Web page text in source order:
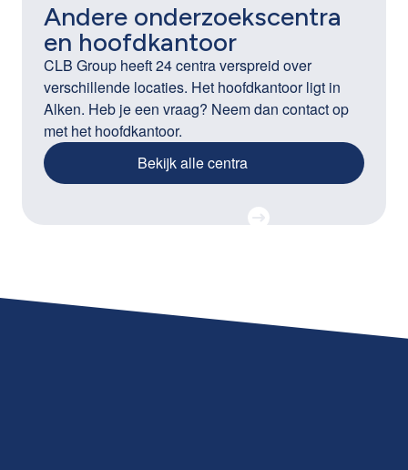
Andere onderzoekscentra
en hoofdkantoor
CLB Group heeft 24 centra verspreid over
verschillende locaties. Het hoofdkantoor ligt in
Alken. Heb je een vraag? Neem dan contact op
met het hoofdkantoor.
Bekijk alle centra